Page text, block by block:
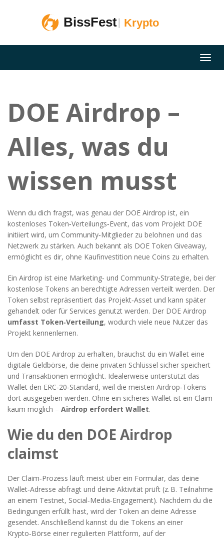
DOE Airdrop –
Alles, was du
wissen musst
Wenn du dich fragst, was genau der DOE Airdrop ist, ein
kostenloses Token‑Verteilungs‑Event, das vom Projekt DOE
initiiert wird, um Community‑Mitglieder zu belohnen und das
Netzwerk zu stärken. Auch bekannt als DOE Token Giveaway,
ermöglicht es dir, ohne Kaufinvestition neue Coins zu erhalten.
Ein Airdrop ist eine Marketing‑ und Community‑Strategie, bei der
kostenlose Tokens an berechtigte Adressen verteilt werden. Der
Token selbst repräsentiert das Projekt‑Asset und kann später
gehandelt oder für Services genutzt werden. Der DOE Airdrop
umfasst Token‑Verteilung, wodurch viele neue Nutzer das
Projekt kennenlernen.
Um den DOE Airdrop zu erhalten, brauchst du ein Wallet eine
digitale Geldbörse, die deine privaten Schlüssel sicher speichert
und Transaktionen ermöglicht. Idealerweise unterstützt das
Wallet den ERC‑20‑Standard, weil die meisten Airdrop‑Tokens
dort ausgegeben werden. Ohne ein sicheres Wallet ist ein Claim
kaum möglich – Airdrop erfordert Wallet.
Wie du den DOE Airdrop
claimst
Der Claim‑Prozess läuft meist über ein Formular, das deine
Wallet‑Adresse abfragt und deine Aktivität prüft (z. B. Teilnahme
an einem Testnet, Social‑Media‑Engagement). Nachdem du die
Bedingungen erfüllt hast, wird der Token an deine Adresse
gesendet. Anschließend kannst du die Tokens an einer
Krypto‑Börse einer regulierten Plattform, auf der